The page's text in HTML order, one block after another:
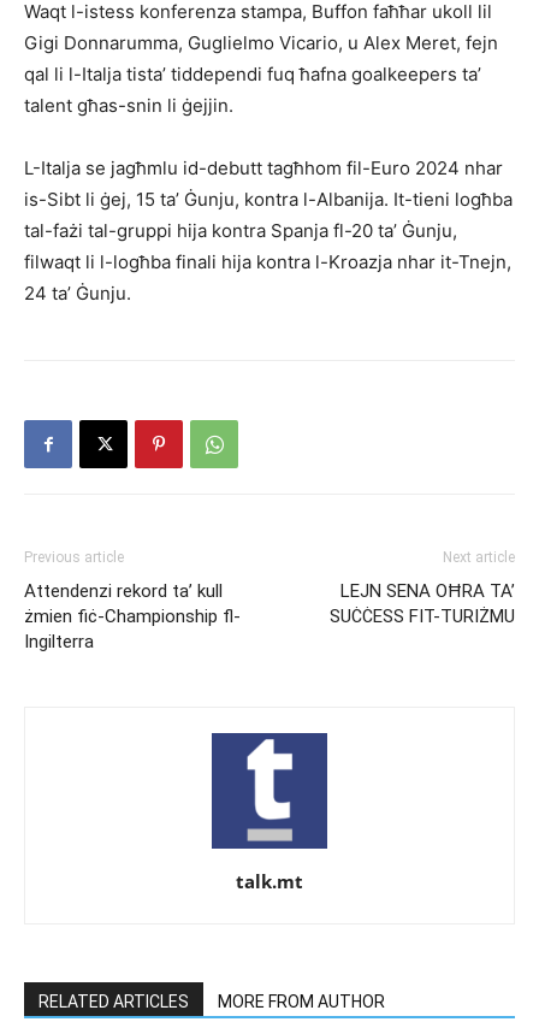
Waqt l-istess konferenza stampa, Buffon faħħar ukoll lil
Gigi Donnarumma, Guglielmo Vicario, u Alex Meret, fejn
qal li l-Italja tista’ tiddependi fuq ħafna goalkeepers ta’
talent għas-snin li ġejjin.
L-Italja se jagħmlu id-debutt tagħhom fil-Euro 2024 nhar
is-Sibt li ġej, 15 ta’ Ġunju, kontra l-Albanija. It-tieni logħba
tal-fażi tal-gruppi hija kontra Spanja fl-20 ta’ Ġunju,
filwaqt li l-logħba finali hija kontra l-Kroazja nhar it-Tnejn,
24 ta’ Ġunju.
Previous article
Attendenzi rekord ta’ kull
żmien fiċ-Championship fl-
Ingilterra
Next article
LEJN SENA OĦRA TA’
SUĊĊESS FIT-TURIŻMU
talk.mt
RELATED ARTICLES MORE FROM AUTHOR